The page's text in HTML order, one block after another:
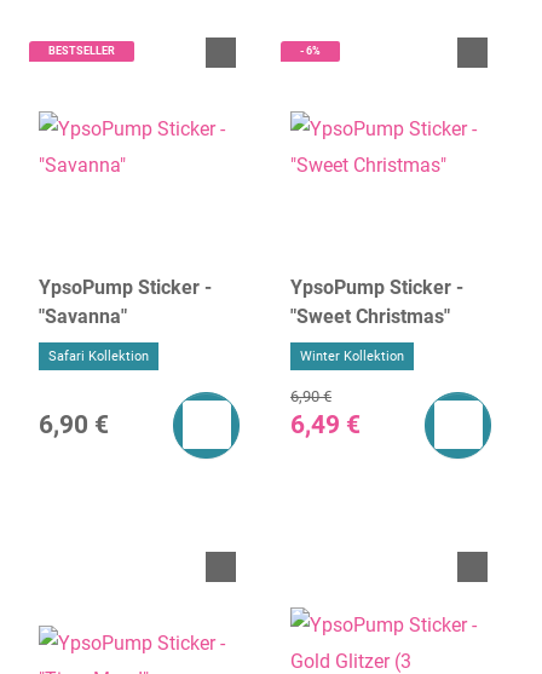
BESTSELLER
YpsoPump Sticker -
"Savanna"
Safari Kollektion
6,90 €
- 6%
YpsoPump Sticker -
"Sweet Christmas"
Winter Kollektion
6,49 €
6,90 €